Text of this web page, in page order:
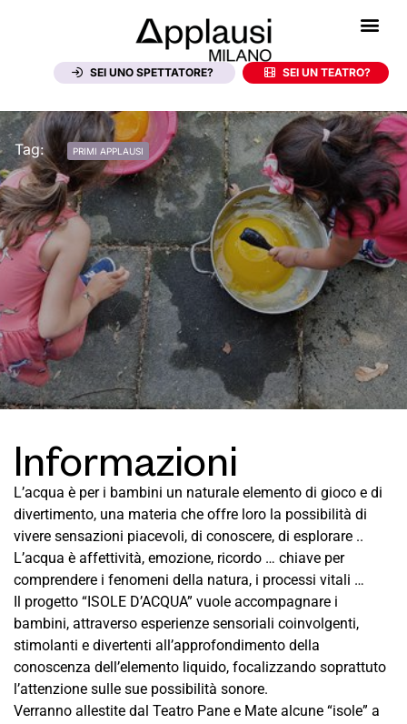
SEI UNO SPETTATORE? SEI UN TEATRO?
ISOLE D’ACQUA
Tag: PRIMI APPLAUSI
Informazioni
L’acqua è per i bambini un naturale elemento di gioco e di
divertimento, una materia che offre loro la possibilità di
vivere sensazioni piacevoli, di conoscere, di esplorare ..
L’acqua è affettività, emozione, ricordo … chiave per
comprendere i fenomeni della natura, i processi vitali …
Il progetto “ISOLE D’ACQUA” vuole accompagnare i
bambini, attraverso esperienze sensoriali coinvolgenti,
stimolanti e divertenti all’approfondimento della
conoscenza dell’elemento liquido, focalizzando soprattuto
l’attenzione sulle sue possibilità sonore.
Verranno allestite dal Teatro Pane e Mate alcune “isole” a